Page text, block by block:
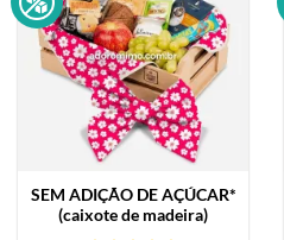
SEM ADIÇÃO DE AÇÚCAR*
(caixote de madeira)